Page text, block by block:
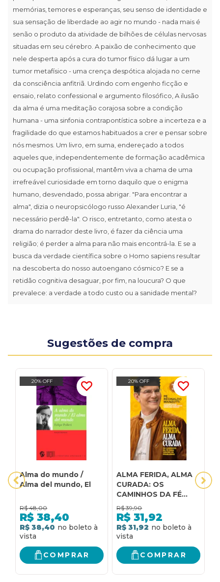
memórias, temores e esperanças, seu senso de identidade e
sua sensação de liberdade ao agir no mundo - nada mais é
senão o produto da atividade de bilhões de células nervosas
situadas em seu cérebro. A paixão de conhecimento que
nele desperta após a cura do tumor físico dá lugar a um
tumor metafísico - uma crença despótica alojada no cerne
da consciência anfitriã. Urdindo com engenho ficção e
ensaio, relato confessional e argumento filosófico, A ilusão
da alma é uma meditação corajosa sobre a condição
humana - uma sinfonia contrapontística sobre a incerteza e a
fragilidade do que estamos habituados a crer e pensar sobre
nós mesmos. Um livro, em suma, endereçado a todos
aqueles que, independentemente de formação acadêmica
ou ocupação profissional, mantêm viva a chama de uma
irrefreável curiosidade em torno daquilo que o enigma
humano, desvendado, possa abrigar. "Para encontrar a
alma", dizia o neuropsicólogo russo Alexander Luria, "é
necessário perdê-la". O risco, entretanto, como atesta o
drama do narrador deste livro, é fazer da ciência uma
religião; é perder a alma para não mais encontrá-la. E se a
busca da verdade científica sobre o Homo sapiens resultar
na descoberta do nosso autoengano cósmico? E se a
retidão cognitiva desaguar, por fim, na loucura? O que
prevalece: a verdade a todo custo ou a sanidade mental?
Sugestões de compra
20% OFF
Alma do mundo /
Alma del mundo, El
R$ 48,00
R$ 38,40
R$ 38,40
COMPRAR
20% OFF
ALMA FERIDA, ALMA
CURADA: OS
CAMINHOS DA FÉ
PARA VENCER OS
PROBLEMAS
R$ 39,90
R$ 31,92
R$ 31,92
COMPRAR